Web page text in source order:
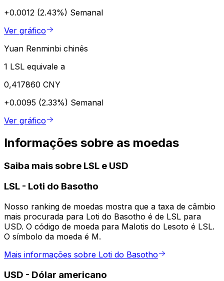
+0.0012 (2.43%) Semanal
Ver gráfico
Yuan Renminbi chinês
1 LSL equivale a
0,417860 CNY
+0.0095 (2.33%) Semanal
Ver gráfico
Informações sobre as moedas
Saiba mais sobre LSL e USD
LSL - Loti do Basotho
Nosso ranking de moedas mostra que a taxa de câmbio
mais procurada para Loti do Basotho é de LSL para
USD. O código de moeda para Malotis do Lesoto é LSL.
O símbolo da moeda é M.
Mais informações sobre Loti do Basotho
USD - Dólar americano